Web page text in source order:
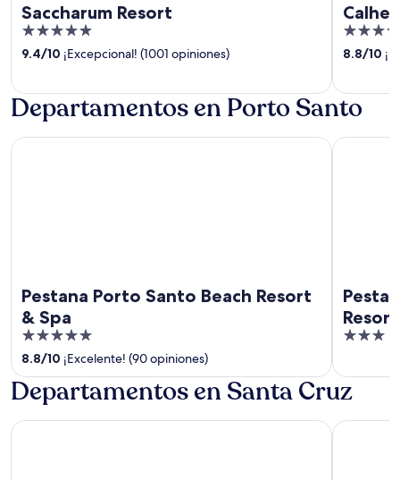
Saccharum Resort
5
out
5
9.4/10 ¡Excepcional! (1001 opiniones)
4
out
5
8.8/10
Departamentos en Porto Santo
Pestana Porto Santo Beach Resort
& Spa
5
out
of
5
8.8/10 ¡Excelente! (90 opiniones)
Pestana Porto Santo Beach Resort & Spa
Resort
3
of
5
Pestana
Departamentos en Santa Cruz
Hotel Riu Madeira - All Inclusive Sentido